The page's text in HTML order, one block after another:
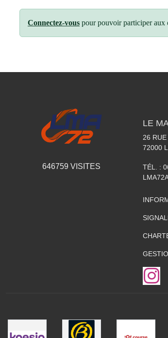
Connectez-vous pour pouvoir participer aux
646759 VISITES
LE
26
72000
TÉL. :